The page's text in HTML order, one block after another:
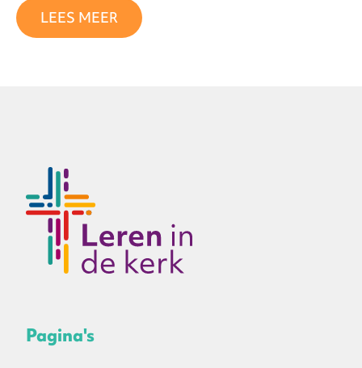
LEES MEER
Pagina's